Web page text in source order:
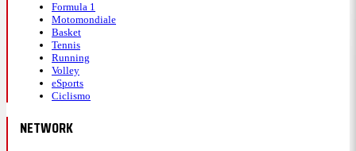
Formula 1
Motomondiale
Basket
Tennis
Running
Volley
eSports
Ciclismo
NETWORK